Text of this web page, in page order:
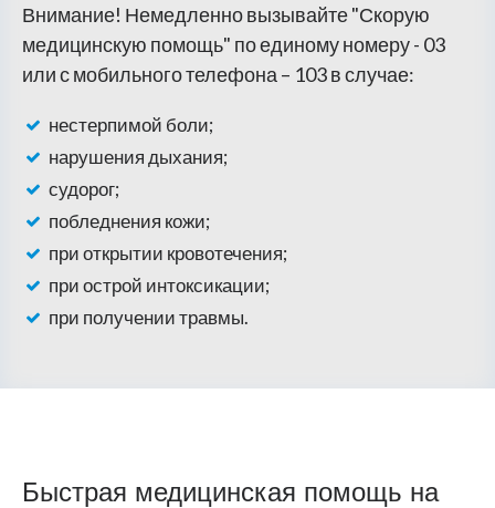
Внимание! Немедленно вызывайте "Скорую
медицинскую помощь" по единому номеру - 03
или с мобильного телефона – 103 в случае:
нестерпимой боли;
нарушения дыхания;
судорог;
побледнения кожи;
при открытии кровотечения;
при острой интоксикации;
при получении травмы.
Быстрая медицинская помощь на